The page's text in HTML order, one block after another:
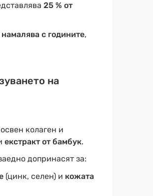
25 % от
с годините,
на
колаген и
екстракт от бамбук.
допринасят за:
(цинк, селен) и кожата